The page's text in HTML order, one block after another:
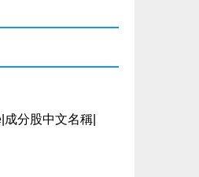
分股中文名稱|